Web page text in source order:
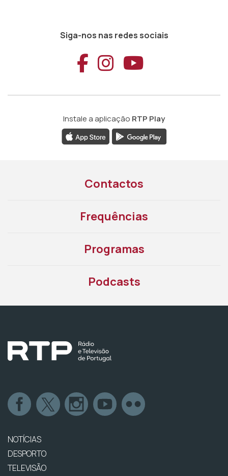
Siga-nos nas redes sociais
Aceder ao
Aceder ao
Aceder
Instale a aplicação RTP Play
Contactos
Frequências
Programas
Podcasts
NOTÍCIAS
DESPORTO
TELEVISÃO